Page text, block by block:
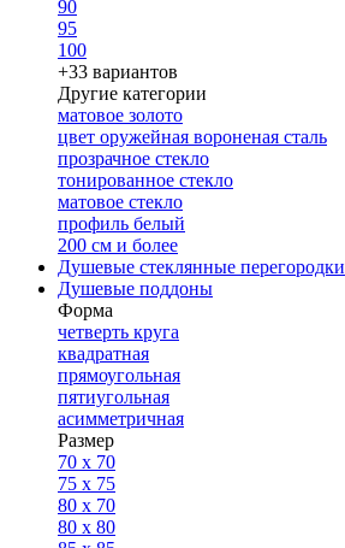
90
95
100
+33 вариантов
Другие категории
матовое золото
цвет оружейная вороненая сталь
прозрачное стекло
тонированное стекло
матовое стекло
профиль белый
200 см и более
Душевые стеклянные перегородки
Душевые поддоны
Форма
четверть круга
квадратная
прямоугольная
пятиугольная
асимметричная
Размер
70 x 70
75 x 75
80 x 70
80 x 80